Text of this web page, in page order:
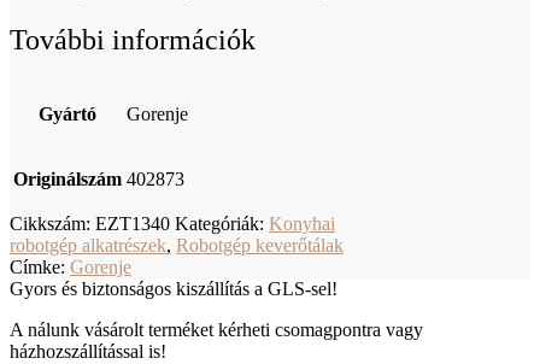
További információk
Gyártó Gorenje
Originálszám 402873
Cikkszám: EZT1340 Kategóriák: Konyhai
robotgép alkatrészek, Robotgép keverőtálak
Címke: Gorenje
Gyors és biztonságos kiszállítás a GLS-sel!
A nálunk vásárolt terméket kérheti csomagpontra vagy
házhozszállítással is!